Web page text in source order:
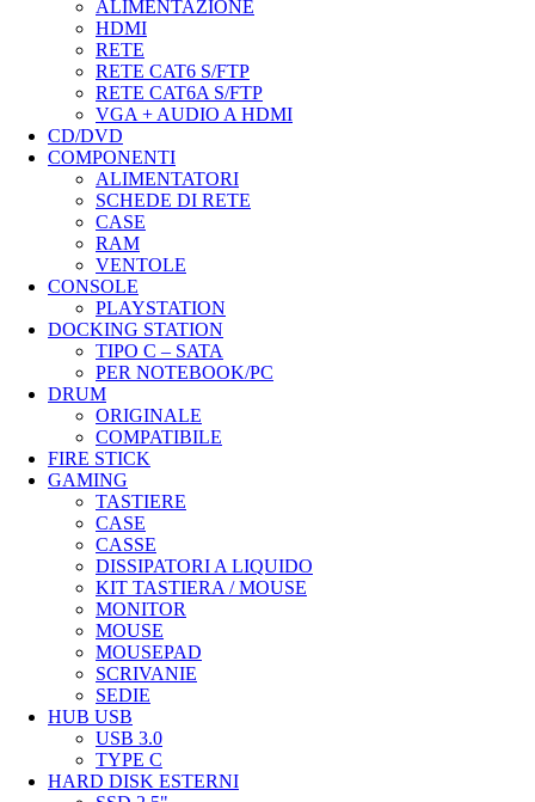
ALIMENTAZIONE
HDMI
RETE
RETE CAT6 S/FTP
RETE CAT6A S/FTP
VGA + AUDIO A HDMI
CD/DVD
COMPONENTI
ALIMENTATORI
SCHEDE DI RETE
CASE
RAM
VENTOLE
CONSOLE
PLAYSTATION
DOCKING STATION
TIPO C – SATA
PER NOTEBOOK/PC
DRUM
ORIGINALE
COMPATIBILE
FIRE STICK
GAMING
TASTIERE
CASE
CASSE
DISSIPATORI A LIQUIDO
KIT TASTIERA / MOUSE
MONITOR
MOUSE
MOUSEPAD
SCRIVANIE
SEDIE
HUB USB
USB 3.0
TYPE C
HARD DISK ESTERNI